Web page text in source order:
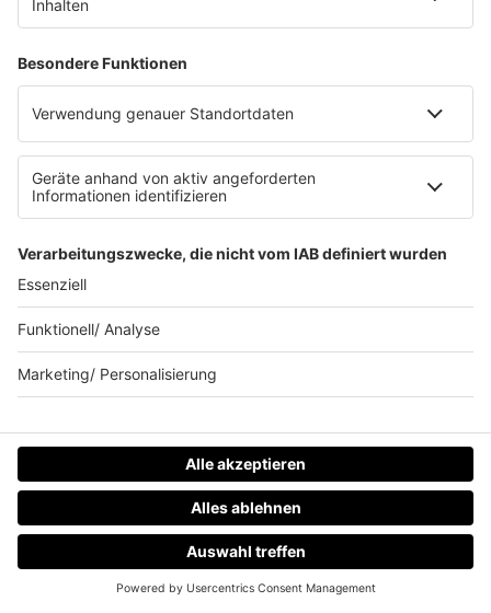
HOME RADIOS MENÜ
Dinnerparty
Grunge
Hiphop & Rap
Hiphop deutsch
House
Ibiza
Loveparade
Rave
Reggae
RnB Ballads
Rock
Sommerhits
Soul & RnB
TECHNO ESSENTIALS by Tom Wax
90s90s BW